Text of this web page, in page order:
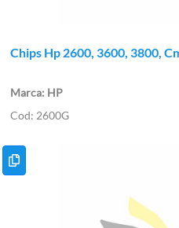
Chips Hp 2600, 3600, 3800,
HP
2600G